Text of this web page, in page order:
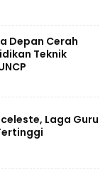
Depan Cerah
Teknik
Laga Guru